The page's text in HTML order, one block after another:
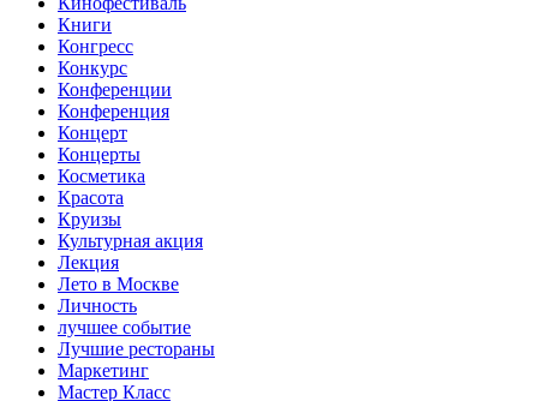
Книги
Конгресс
Конкурс
Конференции
Конференция
Концерт
Концерты
Косметика
Красота
Круизы
Культурная акция
Лекция
Лето в Москве
Личность
лучшее событие
Лучшие рестораны
Маркетинг
Мастер Класс